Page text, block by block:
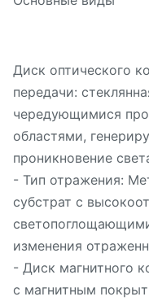
Диск оптического
передачи:
чередующимися
областями,
проникновение
- Тип отражения:
субстрат с
изменения
- Диск магнитного
с магнитным